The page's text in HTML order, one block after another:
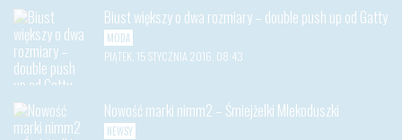
Biust większy o dwa rozmiary – double push up od Gatty
MODA
PIĄTEK, 15 STYCZNIA 2016, 08:43
Nowość marki nimm2 – Śmiejżelki Mlekoduszki
NEWSY